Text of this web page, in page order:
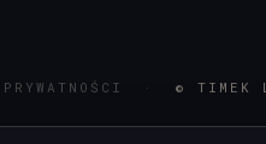
· © TIMEK